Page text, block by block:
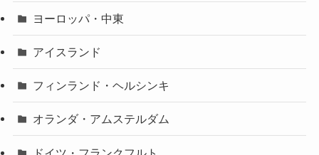
ヨーロッパ・中東
アイスランド
フィンランド・ヘルシンキ
オランダ・アムステルダム